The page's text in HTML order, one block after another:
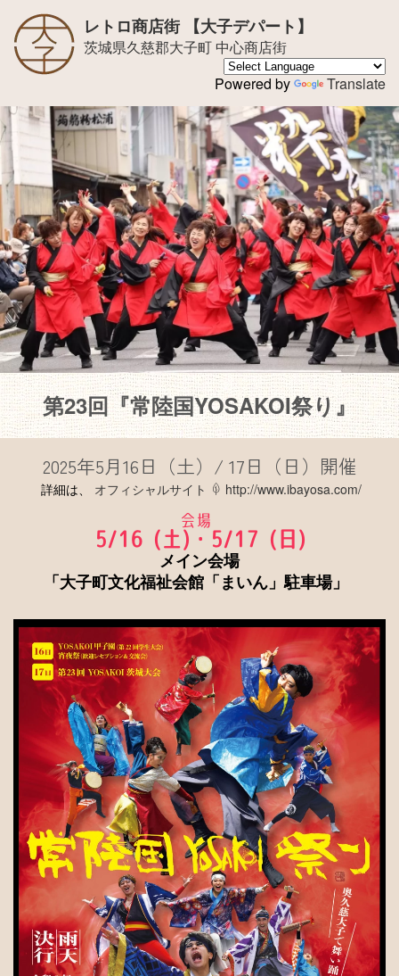
レトロ商店街 【大子デパート】
茨城県久慈郡大子町 中心商店街
Powered by
Translate
第23回『常陸国YOSAKOI祭り』
2025年5月16日（土）/ 17日（日）開催
詳細は、 オフィシャルサイト http://www.ibayosa.com/
会場
5/16 (土)・ 5/17 (日)
メイン会場
「大子町文化福祉会館「まいん」駐車場」